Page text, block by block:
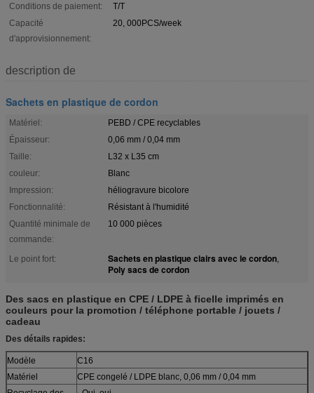
Conditions de paiement:
T/T
Capacité
d'approvisionnement:
20, 000PCS/week
description de
Sachets en plastique de cordon
Matériel:
PEBD / CPE recyclables
Épaisseur:
0,06 mm / 0,04 mm
Taille:
L32 x L35 cm
couleur:
Blanc
Impression:
héliogravure bicolore
Fonctionnalité:
Résistant à l'humidité
Quantité minimale de
commande:
10 000 pièces
Le point fort: Sachets en plastique clairs avec le cordon,
Poly sacs de cordon
Des sacs en plastique en CPE / LDPE à ficelle imprimés en
couleurs pour la promotion / téléphone portable / jouets /
cadeau
Des détails rapides:
Modèle
C16
Matériel
CPE congelé / LDPE blanc, 0,06 mm / 0,04 mm